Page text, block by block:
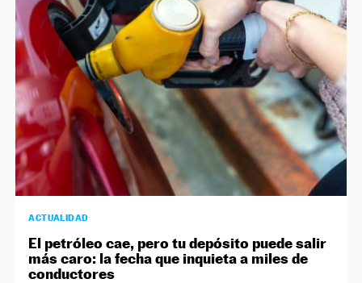
ACTUALIDAD
El petróleo cae, pero tu depósito puede salir
más caro: la fecha que inquieta a miles de
conductores